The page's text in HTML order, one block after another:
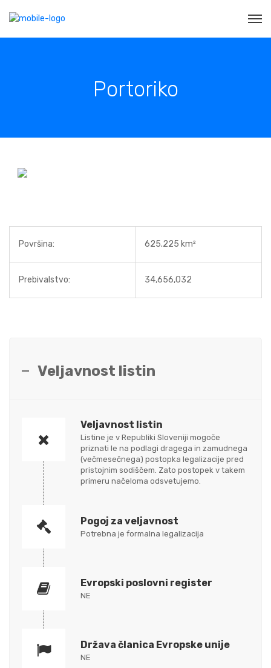
Portoriko
Površina: 625.225 km²
Prebivalstvo: 34,656,032
Veljavnost listin
Veljavnost listin
Listine je v Republiki Sloveniji mogoče
priznati le na podlagi dragega in zamudnega
(večmesečnega) postopka legalizacije pred
pristojnim sodiščem. Zato postopek v takem
primeru načeloma odsvetujemo.
Pogoj za veljavnost
Potrebna je formalna legalizacija
Evropski poslovni register
NE
Država članica Evropske unije
NE